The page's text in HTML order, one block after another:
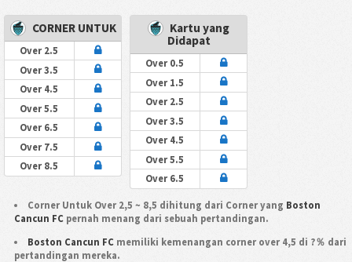
CORNER UNTUK
Over 2.5
Over 3.5
Over 4.5
Over 5.5
Over 6.5
Over 7.5
Over 8.5
Kartu yang
Didapat
Over 0.5
Over 1.5
Over 2.5
Over 3.5
Over 4.5
Over 5.5
Over 6.5
Corner Untuk Over 2,5 ~ 8,5 dihitung dari Corner yang Boston
Cancun FCpernah menang dari sebuah pertandingan.
Boston Cancun FC memiliki kemenangan corner over 4,5 di ?％ dari
pertandingan mereka.